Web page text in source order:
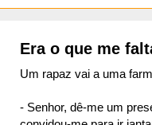
Era o que me
Um rapaz vai a uma
- Senhor, dê-me um